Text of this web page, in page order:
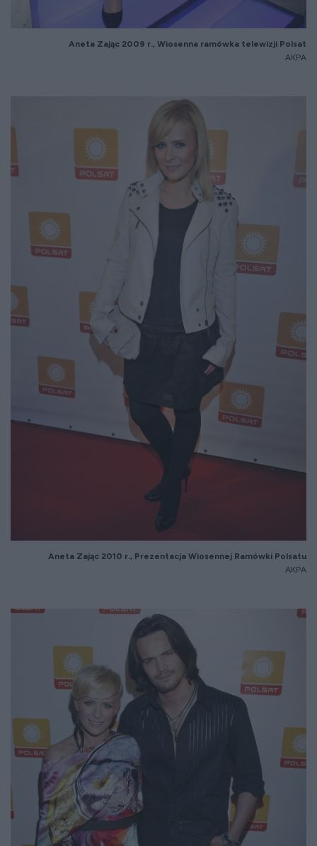
Aneta Zając 2009 r., Wiosenna ramówka telewizji Polsat
AKPA
Aneta Zając 2010 r., Prezentacja Wiosennej Ramówki Polsatu
AKPA